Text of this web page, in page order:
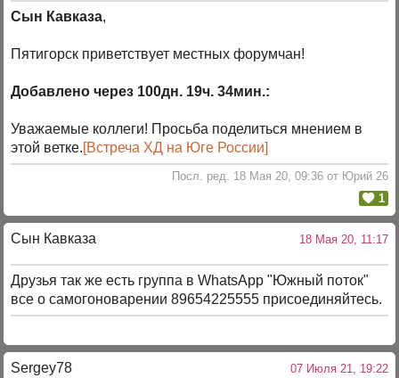
Сын Кавказа,
Пятигорск приветствует местных форумчан!
Добавлено через 100дн. 19ч. 34мин.:
Уважаемые коллеги! Просьба поделиться мнением в
этой ветке.[Встреча ХД на Юге России]
Посл. ред. 18 Мая 20, 09:36 от Юрий 26
1
Сын Кавказа 18 Мая 20, 11:17
Друзья так же есть группа в WhatsApp "Южный поток"
все о самогоноварении 89654225555 присоединяйтесь.
Sergey78 07 Июля 21, 19:22